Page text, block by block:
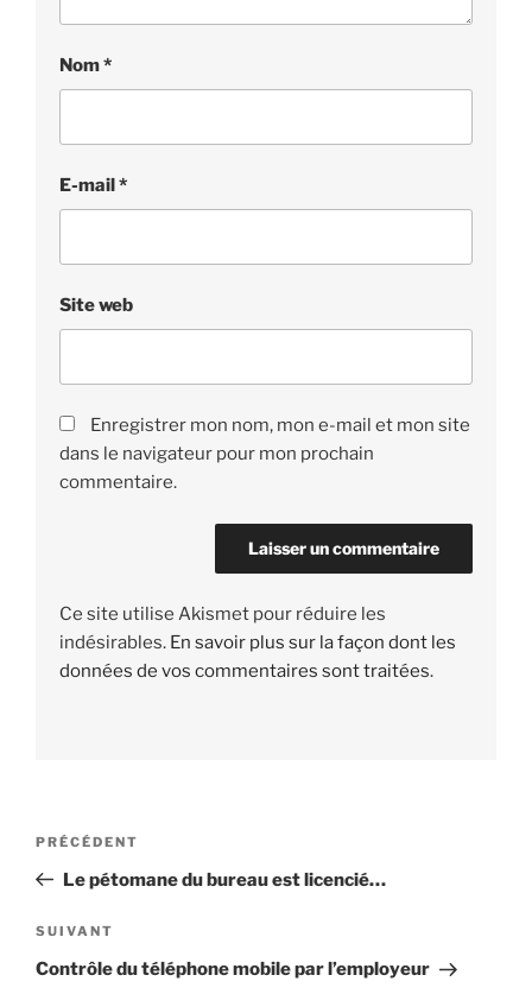
Nom*
E-mail*
Site web
Enregistrer mon nom, mon e-mail et mon site
dans le navigateur pour mon prochain
commentaire.
Ce site utilise Akismet pour réduire les
indésirables. En savoir plus sur la façon dont les
données de vos commentaires sont traitées.
Navigation
l’article
Article
précédent
PRÉCÉDENT
Le pétomane du bureau est licencié…
Article
suivant
SUIVANT
Contrôle du téléphone mobile par l’employeur